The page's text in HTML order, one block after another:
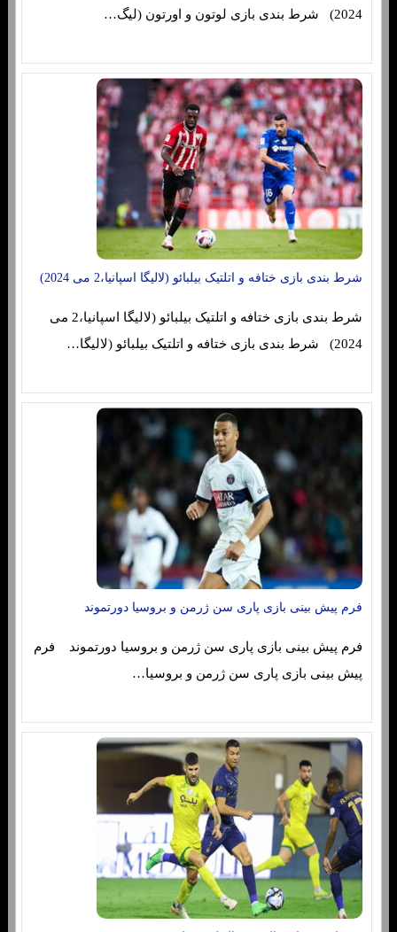
2024) شرط بندی بازی لوتون و اورتون (لیگ…
شرط بندی بازی ختافه و اتلتیک بیلبائو (لالیگا اسپانیا،2 می 2024)
شرط بندی بازی ختافه و اتلتیک بیلبائو (لالیگا اسپانیا،2 می
2024) شرط بندی بازی ختافه و اتلتیک بیلبائو (لالیگا…
فرم پیش بینی بازی پاری سن ژرمن و بروسیا دورتموند
فرم پیش بینی بازی پاری سن ژرمن و بروسیا دورتموند فرم
پیش بینی بازی پاری سن ژرمن و بروسیا…